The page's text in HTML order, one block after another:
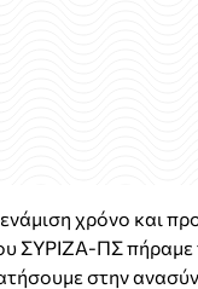
χρόνο και
ΣΥΡΙΖΑ-ΠΣ
στην